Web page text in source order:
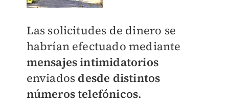
Las solicitudes de dinero se
habrían efectuado mediante
mensajes intimidatorios
enviados desde distintos
números telefónicos.